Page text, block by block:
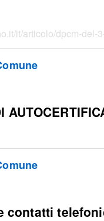
it/articolo/dpcm-
contatti